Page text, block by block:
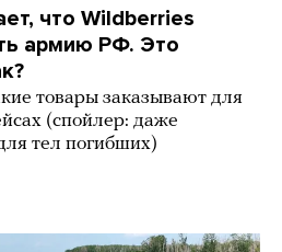
что Wildberries
армию РФ. Это
товары заказывают для
(спойлер: даже
тел погибших)